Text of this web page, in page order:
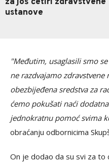
ustanove
"Međutim, usaglasili smo
ne razdvajamo
obezbijeđena sredstva za
ćemo pokušati naći
jednokratnu pomoć svima
obraćanju odbornicima
On je dodao da su svi za to